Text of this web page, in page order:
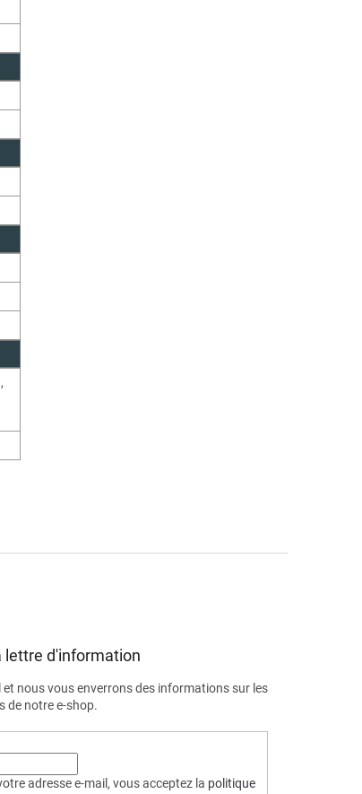
,
lettre d'information
et nous vous enverrons des informations sur les
de notre e-shop.
adresse e-mail, vous acceptez la politique